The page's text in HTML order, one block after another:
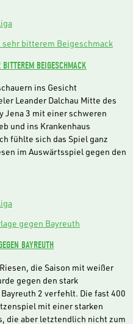
BEIGESCHMACK
ins Gesicht
Leander Dalchau Mitte des
Jena 3 mit einer schweren
und ins Krankenhaus
fühlte sich das Spiel ganz
im Auswärtsspiel gegen den
BAYREUTH
die Saison mit weißer
gegen den stark
2 verfehlt. Die fast 400
mit einer starken
die aber letztendlich nicht zum